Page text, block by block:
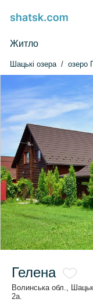
Житло
Шацькі озера озеро
Гелена
Волинська обл.,
2а.